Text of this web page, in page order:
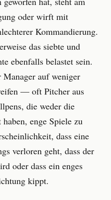
oder wirft mit
Kommandierung.
das siebte und
ebenfalls belastet sein.
auf weniger
— oft Pitcher aus
die weder die
enge Spiele zu
dass eine
verloren geht, dass der
oder dass ein enges
kippt.